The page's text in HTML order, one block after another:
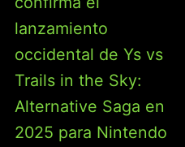
lanzamiento
occidental de Ys vs
Trails in the Sky:
Alternative Saga en
2025 para Nintendo